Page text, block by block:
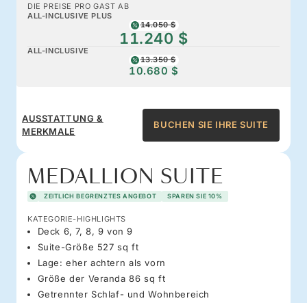
DIE PREISE PRO GAST AB
ALL-INCLUSIVE PLUS
14.050 $
11.240 $
ALL-INCLUSIVE
13.350 $
10.680 $
AUSSTATTUNG &
MERKMALE
BUCHEN SIE IHRE SUITE
MEDALLION SUITE
ZEITLICH BEGRENZTES ANGEBOT SPAREN SIE 10%
KATEGORIE-HIGHLIGHTS
Deck 6, 7, 8, 9 von 9
Suite-Größe 527 sq ft
Lage: eher achtern als vorn
Größe der Veranda 86 sq ft
Getrennter Schlaf- und Wohnbereich